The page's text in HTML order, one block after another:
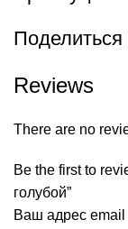
Reviews
There are no
Be the first to
голубой”
Ваш адрес email